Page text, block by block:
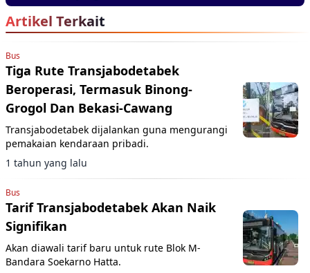
Teknologi Elektrifikasi
Artikel Terkait
Bus
Tiga Rute Transjabodetabek
Beroperasi, Termasuk Binong-
Grogol Dan Bekasi-Cawang
Transjabodetabek dijalankan guna mengurangi
pemakaian kendaraan pribadi.
1 tahun yang lalu
Bus
Tarif Transjabodetabek Akan Naik
Signifikan
Akan diawali tarif baru untuk rute Blok M-
Bandara Soekarno Hatta.